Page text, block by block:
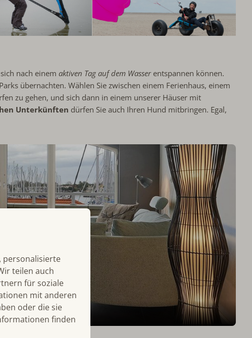
nach einemaktiven Tag auf dem Wasserentspannen können.
übernachten. Wählen Sie zwischen einem Ferienhaus, einem
zu gehen, und sich dann in einem unserer Häuser mit
Unterkünften dürfen Sie auch Ihren Hund mitbringen. Egal,
personalisierte
teilen auch
für soziale
mit anderen
oder die sie
finden